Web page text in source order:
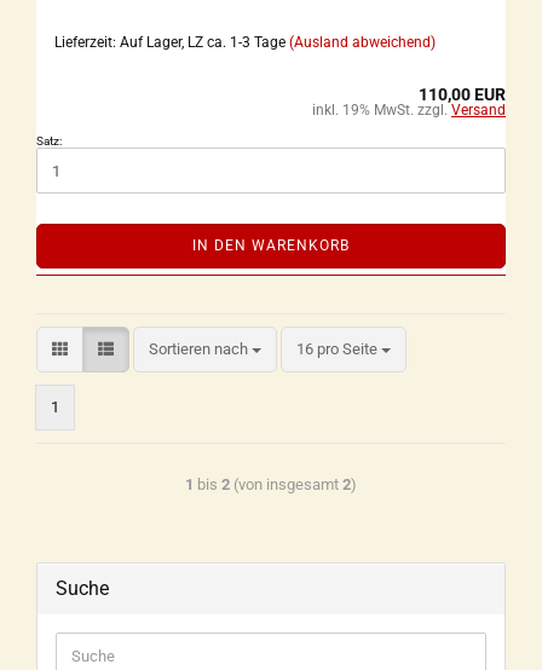
Lieferzeit: Auf Lager, LZ ca. 1-3 Tage (Ausland abweichend)
110,00 EUR
inkl. 19% MwSt. zzgl. Versand
Satz:
IN DEN WARENKORB
Sortieren nach 16 pro Seite
1
1 bis 2 (von insgesamt 2)
Suche